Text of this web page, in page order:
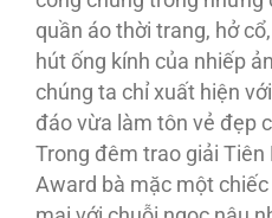
quần áo thời trang, hở
hút ống kính của nhiếp
chúng ta chỉ xuất hiện
đáo vừa làm tôn vẻ đẹp
Trong đêm trao giải Tiên
Award bà mặc một